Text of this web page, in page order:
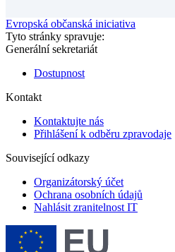
Evropská občanská iniciativa
Tyto stránky spravuje:
Generální sekretariát
Dostupnost
Kontakt
Kontaktujte nás
Přihlášení k odběru zpravodaje
Související odkazy
Organizátorský účet
Ochrana osobních údajů
Nahlásit zranitelnost IT